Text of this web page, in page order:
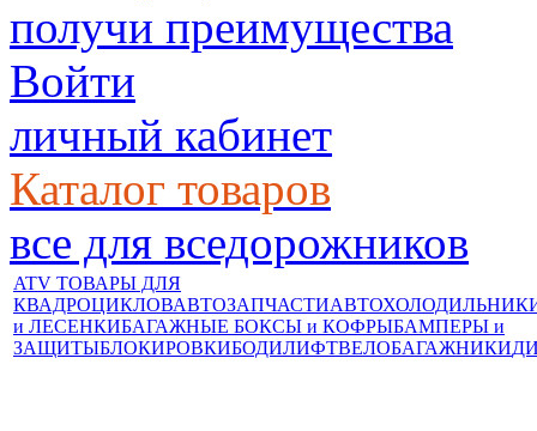
получи преимущества
Войти
личный кабинет
Каталог товаров
все для вседорожников
ATV ТОВАРЫ ДЛЯ
КВАДРОЦИКЛОВАВТОЗАПЧАСТИ
и ЛЕСЕНКИБАГАЖНЫЕ БОКСЫ и КОФРЫБАМПЕРЫ и
ЗАЩИТЫБЛОКИРОВКИБОДИЛИФТВЕЛОБАГАЖНИКИ